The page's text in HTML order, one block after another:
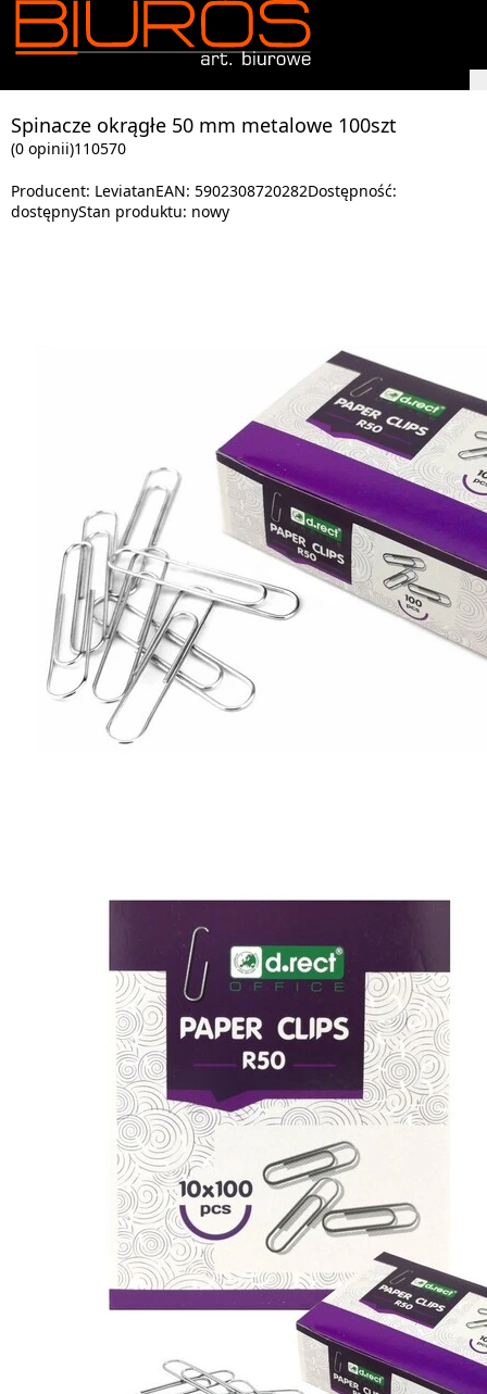
Spinacze okrągłe 50 mm metalowe 100szt
(0 opinii)110570
Producent: LeviatanEAN: 5902308720282Dostępność:
dostępnyStan produktu: nowy